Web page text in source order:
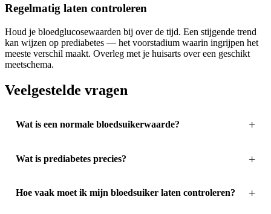
Regelmatig laten controleren
Houd je bloedglucosewaarden bij over de tijd. Een stijgende trend
kan wijzen op prediabetes — het voorstadium waarin ingrijpen het
meeste verschil maakt. Overleg met je huisarts over een geschikt
meetschema.
Veelgestelde vragen
Wat is een normale bloedsuikerwaarde?
Wat is prediabetes precies?
Hoe vaak moet ik mijn bloedsuiker laten controleren?